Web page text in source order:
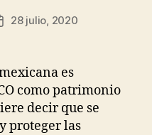
28 julio, 2020
es
como patrimonio
decir que se
proteger las